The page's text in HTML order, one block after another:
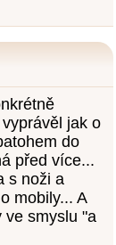
jak o
do
před více...
s noži a
mobily... A
ve smyslu "a